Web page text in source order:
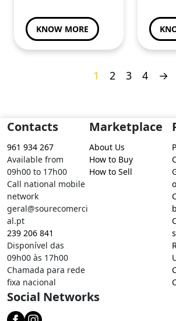
KNOW MORE
1 2 3 4 →
Contacts
961 934 267
Available from
09h00 to 17h00
Call national mobile
network
geral@sourecomerci
al.pt
239 206 841
Disponível das
09h00 às 17h00
Chamada para rede
fixa nacional
Marketplace
About Us
How to Buy
How to Sell
Social Networks